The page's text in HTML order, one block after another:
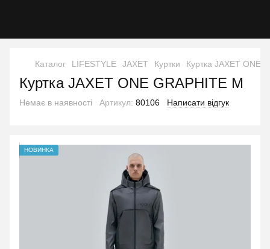
Каталог LIFESTYLE JAXET Куртки Куртка JAXET ONE
Куртка JAXET ONE GRAPHITE M
Немає в наявності Артикул: 80106 Написати відгук
НОВИНКА